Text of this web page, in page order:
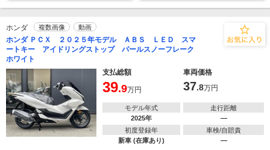
ホンダ 複数画像 動画
ホンダ ＰＣＸ ２０２５年モデル ＡＢＳ ＬＥＤ スマ
ートキー アイドリングストップ パールスノーフレーク
ホワイト
支払総額
車両価格
39.9万円 37.8万円
モデル年式
2025年
走行距離
―
初度登録年
新車 (在庫あり)
車検/自賠責
―